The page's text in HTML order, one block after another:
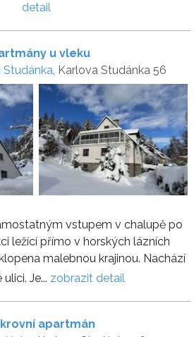
detail
u vleku
Studánka, Karlova Studánka 56
vstupem v chalupě po
ležící přímo v horských lázních
malebnou krajinou. Nachází
Je... zobrazit detail
apartmán